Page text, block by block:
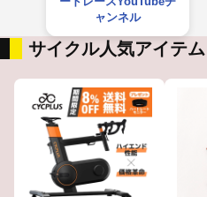
ャンネル
サイクル人気アイテム